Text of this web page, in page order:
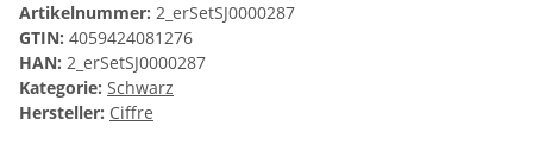
Artikelnummer: 2_erSetSJ0000287
GTIN: 4059424081276
HAN: 2_erSetSJ0000287
Kategorie: Schwarz
Hersteller: Ciffre